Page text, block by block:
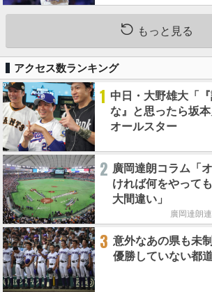
もっと見る
アクセス数ランキング
1 中日・大野雄大「
な』と思ったら坂
オールスター
2 廣岡達朗コラム「
ければ何をやって
大間違い」
廣岡達朗
3 意外なあの県も未
優勝していない都